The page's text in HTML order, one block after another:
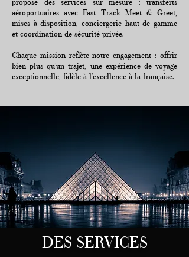
propose des services sur mesure : transferts
aéroportuaires avec Fast Track Meet & Greet,
mises à disposition, conciergerie haut de gamme
et coordination de sécurité privée.
Chaque mission reflète notre engagement : offrir
bien plus qu’un trajet, une expérience de voyage
exceptionnelle, fidèle à l’excellence à la française.
DES SERVICES